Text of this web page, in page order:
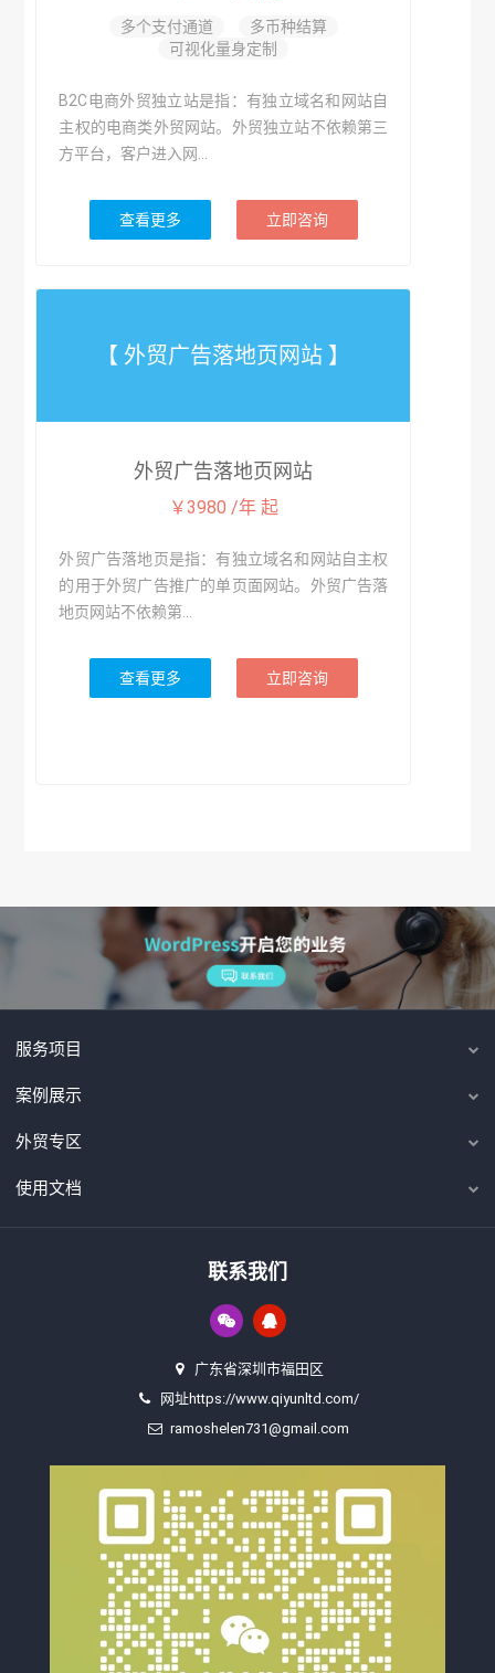
多个支付通道
多币种结算
可视化量身定制
B2C电商外贸独立站是指：有独立域名和网站自
主权的电商类外贸网站。外贸独立站不依赖第三
方平台，客户进入网...
查看更多 立即咨询
【 外贸广告落地页网站 】
外贸广告落地页网站
￥3980 /年 起
外贸广告落地页是指：有独立域名和网站自主权
的用于外贸广告推广的单页面网站。外贸广告落
地页网站不依赖第...
查看更多 立即咨询
服务项目
案例展示
外贸专区
使用文档
联系我们
广东省深圳市福田区
网址https://www.qiyunltd.com/
ramoshelen731@gmail.com